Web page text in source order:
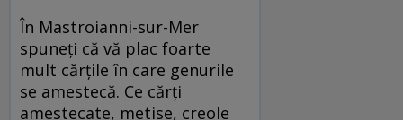
În Mastroianni-sur-Mer
spuneţi că vă plac foarte
mult cărţile în care genurile
se amestecă. Ce cărţi
amestecate, metise, creole